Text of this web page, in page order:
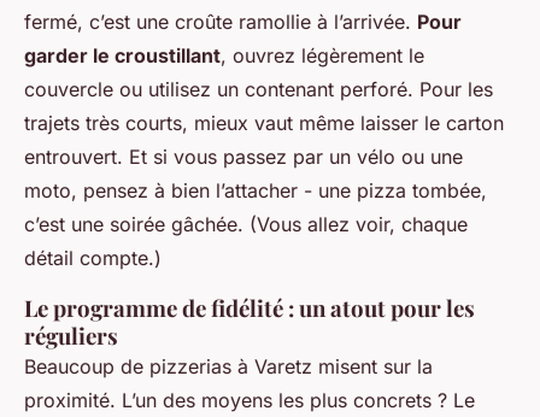
fermé, c’est une croûte ramollie à l’arrivée. Pour
garder le croustillant, ouvrez légèrement le
couvercle ou utilisez un contenant perforé. Pour les
trajets très courts, mieux vaut même laisser le carton
entrouvert. Et si vous passez par un vélo ou une
moto, pensez à bien l’attacher - une pizza tombée,
c’est une soirée gâchée. (Vous allez voir, chaque
détail compte.)
Le programme de fidélité : un atout pour les
réguliers
Beaucoup de pizzerias à Varetz misent sur la
proximité. L’un des moyens les plus concrets ? Le